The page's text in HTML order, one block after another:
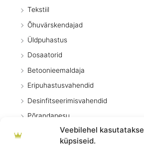
Veebilehel kasutatakse
küpsiseid.
Tekstiil
Õhuvärskendajad
Üldpuhastus
Dosaatorid
Betoonieemaldaja
Eripuhastusvahendid
Desinfitseerimisvahendid
Põrandapesu
Pesuvahendid
Kodumasinad